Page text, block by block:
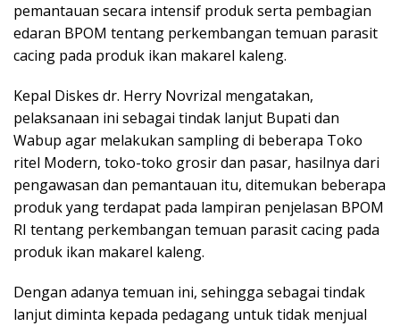
pemantauan secara intensif produk serta pembagian
edaran BPOM tentang perkembangan temuan parasit
cacing pada produk ikan makarel kaleng.
Kepal Diskes dr. Herry Novrizal mengatakan,
pelaksanaan ini sebagai tindak lanjut Bupati dan
Wabup agar melakukan sampling di beberapa Toko
ritel Modern, toko-toko grosir dan pasar, hasilnya dari
pengawasan dan pemantauan itu, ditemukan beberapa
produk yang terdapat pada lampiran penjelasan BPOM
RI tentang perkembangan temuan parasit cacing pada
produk ikan makarel kaleng.
Dengan adanya temuan ini, sehingga sebagai tindak
lanjut diminta kepada pedagang untuk tidak menjual